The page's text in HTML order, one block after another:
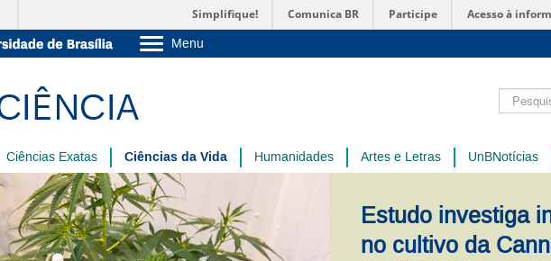
Simplifique! Comunica BR Participe Acesso à
Menu
Administração
Servidor
Ciências Exatas Ciências da Vida Humanidades Artes e Letras UnBNotícias
Estudo investiga
no cultivo da